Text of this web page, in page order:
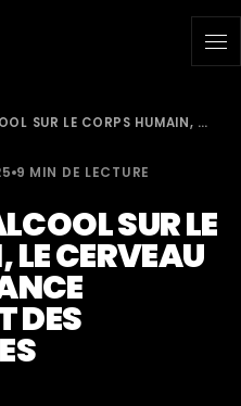
SUR LE CORPS HUMAIN, …
9 MIN DE LECTURE
SUR LE
CERVEAU
DES